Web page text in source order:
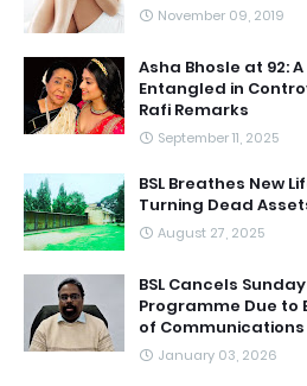
November 09, 2019
Asha Bhosle at 92:
Entangled in
Rafi Remarks
September 11, 2025
BSL Breathes New
Turning Dead
August 27, 2025
BSL Cancels
Programme Due to
of Communications
January 03, 2026